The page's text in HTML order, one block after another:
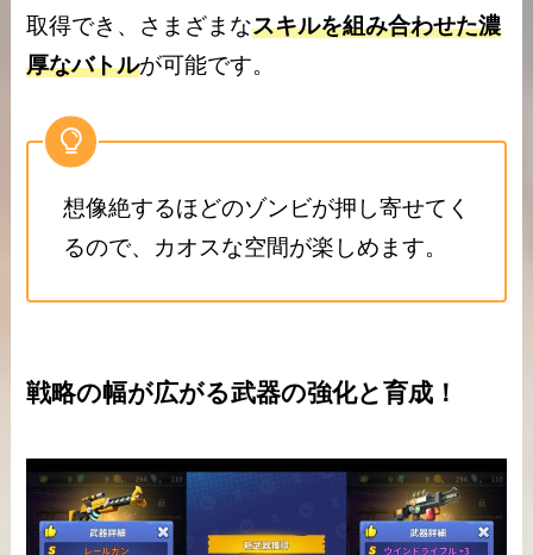
取得でき、さまざまなスキルを組み合わせた濃
厚なバトルが可能です。
想像絶するほどのゾンビが押し寄せてく
るので、カオスな空間が楽しめます。
戦略の幅が広がる武器の強化と育成！